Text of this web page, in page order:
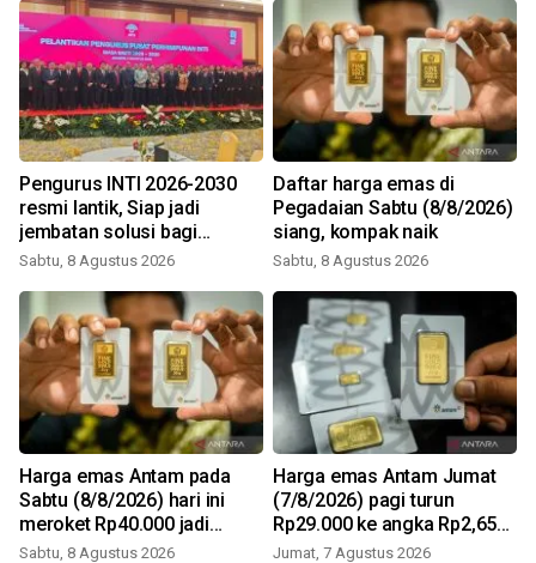
Pengurus INTI 2026-2030
resmi lantik, Siap jadi
jembatan solusi bagi
persoalan bangsa
Sabtu, 8 Agustus 2026
Daftar harga emas di
Pegadaian Sabtu (8/8/2026)
siang, kompak naik
Sabtu, 8 Agustus 2026
Harga emas Antam pada
Sabtu (8/8/2026) hari ini
meroket Rp40.000 jadi
Rp2,690 juta/gr
Sabtu, 8 Agustus 2026
Harga emas Antam Jumat
(7/8/2026) pagi turun
Rp29.000 ke angka Rp2,650
juta/gr
Jumat, 7 Agustus 2026